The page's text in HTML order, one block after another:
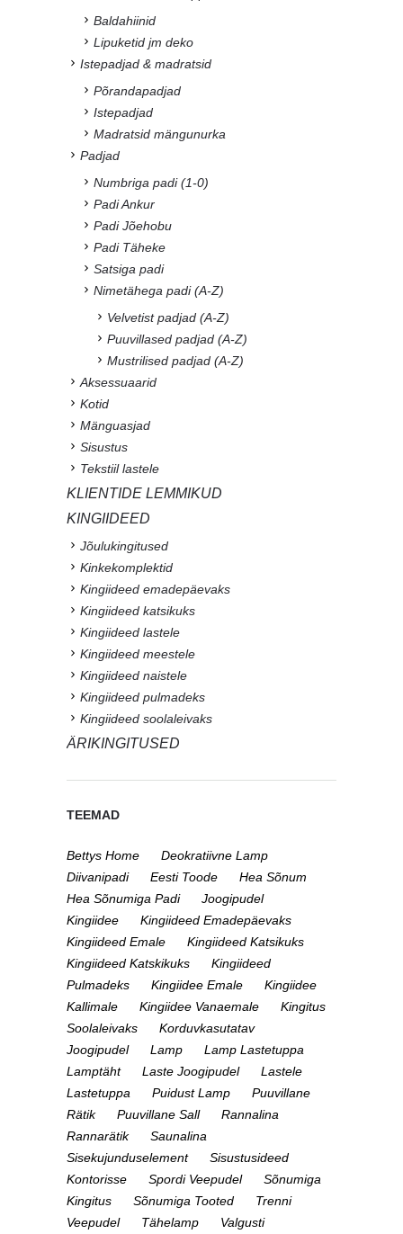
Baldahiinid
Lipuketid jm deko
Istepadjad & madratsid
Põrandapadjad
Istepadjad
Madratsid mängunurka
Padjad
Numbriga padi (1-0)
Padi Ankur
Padi Jõehobu
Padi Täheke
Satsiga padi
Nimetähega padi (A-Z)
Velvetist padjad (A-Z)
Puuvillased padjad (A-Z)
Mustrilised padjad (A-Z)
Aksessuaarid
Kotid
Mänguasjad
Sisustus
Tekstiil lastele
KLIENTIDE LEMMIKUD
KINGIIDEED
Jõulukingitused
Kinkekomplektid
Kingiideed emadepäevaks
Kingiideed katsikuks
Kingiideed lastele
Kingiideed meestele
Kingiideed naistele
Kingiideed pulmadeks
Kingiideed soolaleivaks
ÄRIKINGITUSED
TEEMAD
Bettys Home
Deokratiivne Lamp
Diivanipadi
Eesti Toode
Hea Sõnum
Hea Sõnumiga Padi
Joogipudel
Kingiidee
Kingiideed Emadepäevaks
Kingiideed Emale
Kingiideed Katsikuks
Kingiideed Katskikuks
Kingiideed
Pulmadeks
Kingiidee Emale
Kingiidee
Kallimale
Kingiidee Vanaemale
Kingitus
Soolaleivaks
Korduvkasutatav
Joogipudel
Lamp
Lamp Lastetuppa
Lamptäht
Laste Joogipudel
Lastele
Lastetuppa
Puidust Lamp
Puuvillane
Rätik
Puuvillane Sall
Rannalina
Rannarätik
Saunalina
Sisekujunduselement
Sisustusideed
Kontorisse
Spordi Veepudel
Sõnumiga
Kingitus
Sõnumiga Tooted
Trenni
Veepudel
Tähelamp
Valgusti